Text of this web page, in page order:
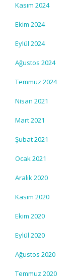
Kasım 2024
Ekim 2024
Eylül 2024
Ağustos 2024
Temmuz 2024
Nisan 2021
Mart 2021
Şubat 2021
Ocak 2021
Aralık 2020
Kasım 2020
Ekim 2020
Eylül 2020
Ağustos 2020
Temmuz 2020